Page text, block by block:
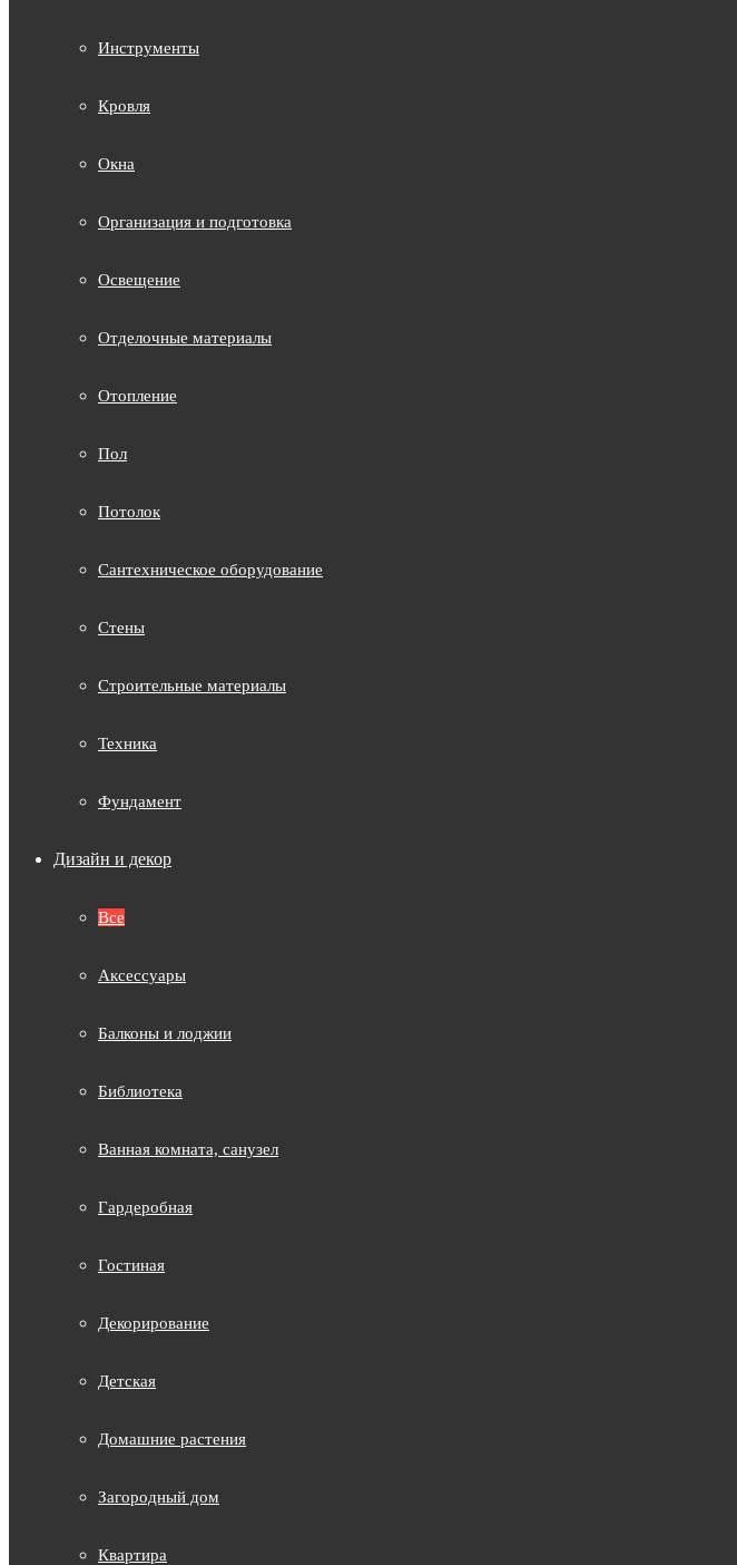
Инструменты
Кровля
Окна
Организация и подготовка
Освещение
Отделочные материалы
Отопление
Пол
Потолок
Сантехническое оборудование
Стены
Строительные материалы
Техника
Фундамент
Дизайн и декор
Все
Аксессуары
Балконы и лоджии
Библиотека
Ванная комната, санузел
Гардеробная
Гостиная
Декорирование
Детская
Домашние растения
Загородный дом
Квартира